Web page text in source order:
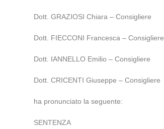
Dott. GRAZIOSI Chiara – Consigliere
Dott. FIECCONI Francesca – Consigliere
Dott. IANNELLO Emilio – Consigliere
Dott. CRICENTI Giuseppe – Consigliere
ha pronunciato la seguente:
SENTENZA